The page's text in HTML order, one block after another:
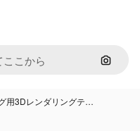
画像で
用3Dレンダリングテ…